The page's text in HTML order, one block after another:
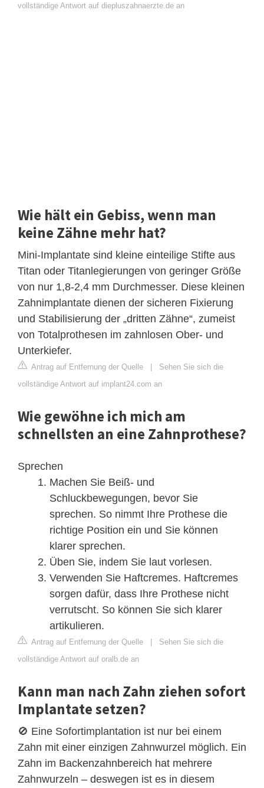
vollständige Antwort auf diepluszahnaerzte.de an
Wie hält ein Gebiss, wenn man
keine Zähne mehr hat?
Mini-Implantate sind kleine einteilige Stifte aus
Titan oder Titanlegierungen von geringer Größe
von nur 1,8-2,4 mm Durchmesser. Diese kleinen
Zahnimplantate dienen der sicheren Fixierung
und Stabilisierung der „dritten Zähne“, zumeist
von Totalprothesen im zahnlosen Ober- und
Unterkiefer.
Antrag auf Entfernung der Quelle | Sehen Sie sich die
vollständige Antwort auf implant24.com an
Wie gewöhne ich mich am
schnellsten an eine Zahnprothese?
Sprechen
Machen Sie Beiß- und
Schluckbewegungen, bevor Sie
sprechen. So nimmt Ihre Prothese die
richtige Position ein und Sie können
klarer sprechen.
Üben Sie, indem Sie laut vorlesen.
Verwenden Sie Haftcremes. Haftcremes
sorgen dafür, dass Ihre Prothese nicht
verrutscht. So können Sie sich klarer
artikulieren.
Antrag auf Entfernung der Quelle | Sehen Sie sich die
vollständige Antwort auf oralb.de an
Kann man nach Zahn ziehen sofort
Implantate setzen?
🚫 Eine Sofortimplantation ist nur bei einem
Zahn mit einer einzigen Zahnwurzel möglich. Ein
Zahn im Backenzahnbereich hat mehrere
Zahnwurzeln – deswegen ist es in diesem